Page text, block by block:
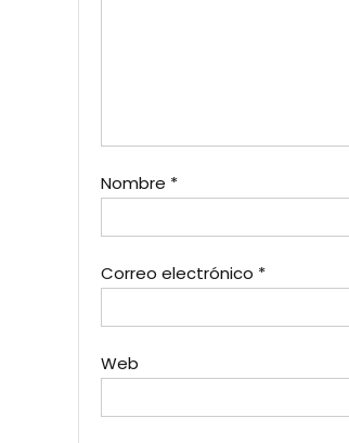
Nombre *
Correo electrónico *
Web